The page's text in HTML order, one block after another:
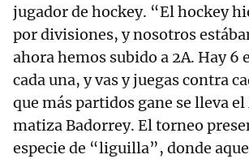
jugador de hockey. “El hockey
por divisiones, y nosotros
ahora hemos subido a 2A. Hay 6
cada una, y vas y juegas contra
que más partidos gane se lleva
matiza Badorrey. El torneo
especie de “liguilla”, donde